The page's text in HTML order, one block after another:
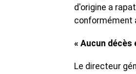
d'origine a
conformément
« Aucun décès
Le directeur